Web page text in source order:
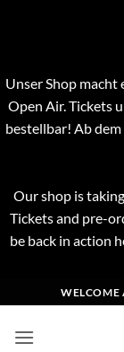
Unser Shop macht
Open Air. Tickets
bestellbar! Ab
Our shop is
Tickets and pre-
be back in action
Inhalt
springen
WELCOME